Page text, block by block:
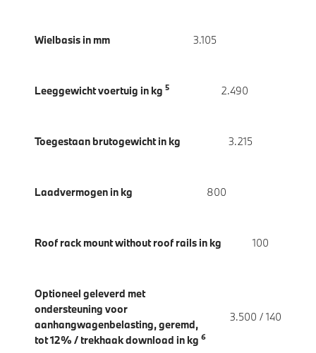
Wielbasis in mm 3.105
Leeggewicht voertuig in kg 5 2.490
Toegestaan brutogewicht in kg 3.215
Laadvermogen in kg 800
Roof rack mount without roof rails in kg 100
Optioneel geleverd met
ondersteuning voor
aanhangwagenbelasting, geremd,
tot 12% / trekhaak download in kg 6
3.500 / 140